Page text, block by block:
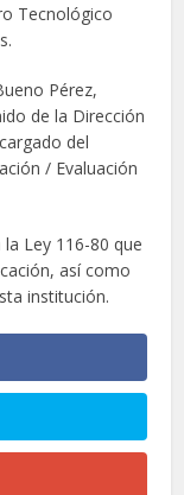
Tecnológico
Pérez,
de la Dirección
del
/ Evaluación
Ley 116-80 que
así como
institución.